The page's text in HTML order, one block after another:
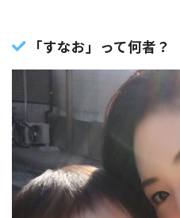
「すなお」って何者？